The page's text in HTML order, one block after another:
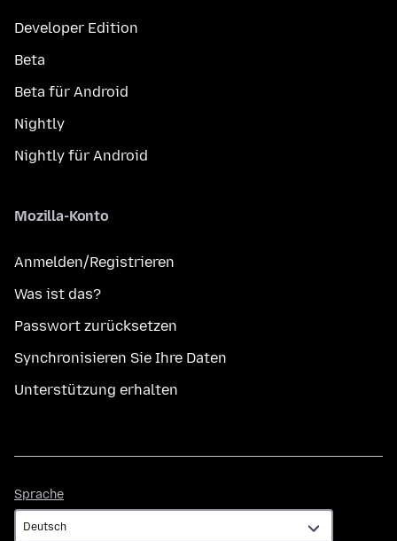
Developer Edition
Beta
Beta für Android
Nightly
Nightly für Android
Mozilla-Konto
Anmelden/Registrieren
Was ist das?
Passwort zurücksetzen
Synchronisieren Sie Ihre Daten
Unterstützung erhalten
Sprache